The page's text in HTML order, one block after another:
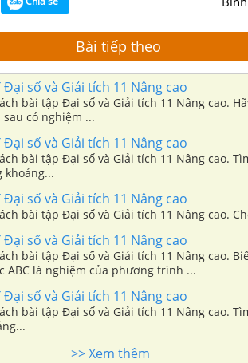
Bài tiếp theo
Đại số và Giải tích 11 Nâng cao
bài tập Đại số và Giải tích 11 Nâng cao.
có nghiệm ...
Đại số và Giải tích 11 Nâng cao
bài tập Đại số và Giải tích 11 Nâng cao.
Đại số và Giải tích 11 Nâng cao
bài tập Đại số và Giải tích 11 Nâng cao.
Đại số và Giải tích 11 Nâng cao
bài tập Đại số và Giải tích 11 Nâng cao.
ABC là nghiệm của phương trình ...
Đại số và Giải tích 11 Nâng cao
bài tập Đại số và Giải tích 11 Nâng cao.
>> Xem thêm